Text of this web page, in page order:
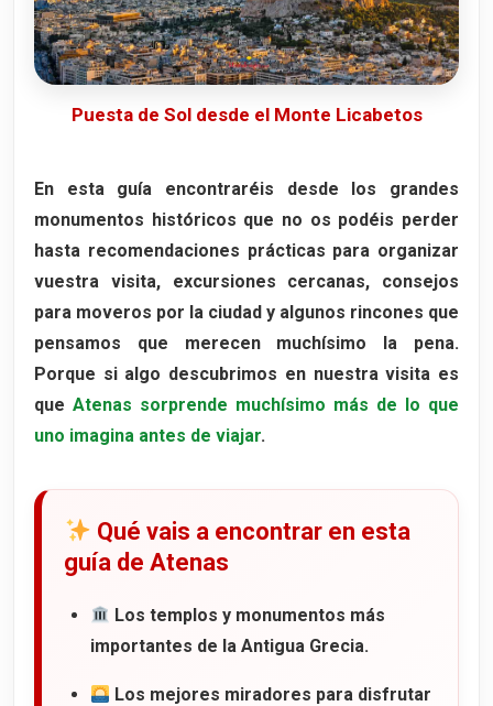
Dionisio
Las Grandes Dionisias
Qué se puede ver actualmente
Qué hace especial al Odeón de Herodes
Ático
Historia del teatro
Puesta de Sol desde el Monte Licabetos
En esta guía encontraréis desde los grandes
monumentos históricos que no os podéis perder
hasta recomendaciones prácticas para organizar
vuestra visita, excursiones cercanas, consejos
para moveros por la ciudad y algunos rincones que
pensamos que merecen muchísimo la pena.
Porque si algo descubrimos en nuestra visita es
que Atenas sorprende muchísimo más de lo que
uno imagina antes de viajar.
Qué vais a encontrar en esta
guía de Atenas
Los templos y monumentos más
importantes de la Antigua Grecia.
Los mejores miradores para disfrutar